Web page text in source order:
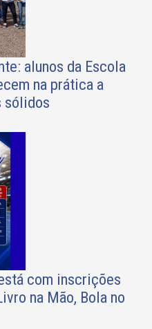
alunos da Escola
na prática a
sólidos
com inscrições
na Mão, Bola no